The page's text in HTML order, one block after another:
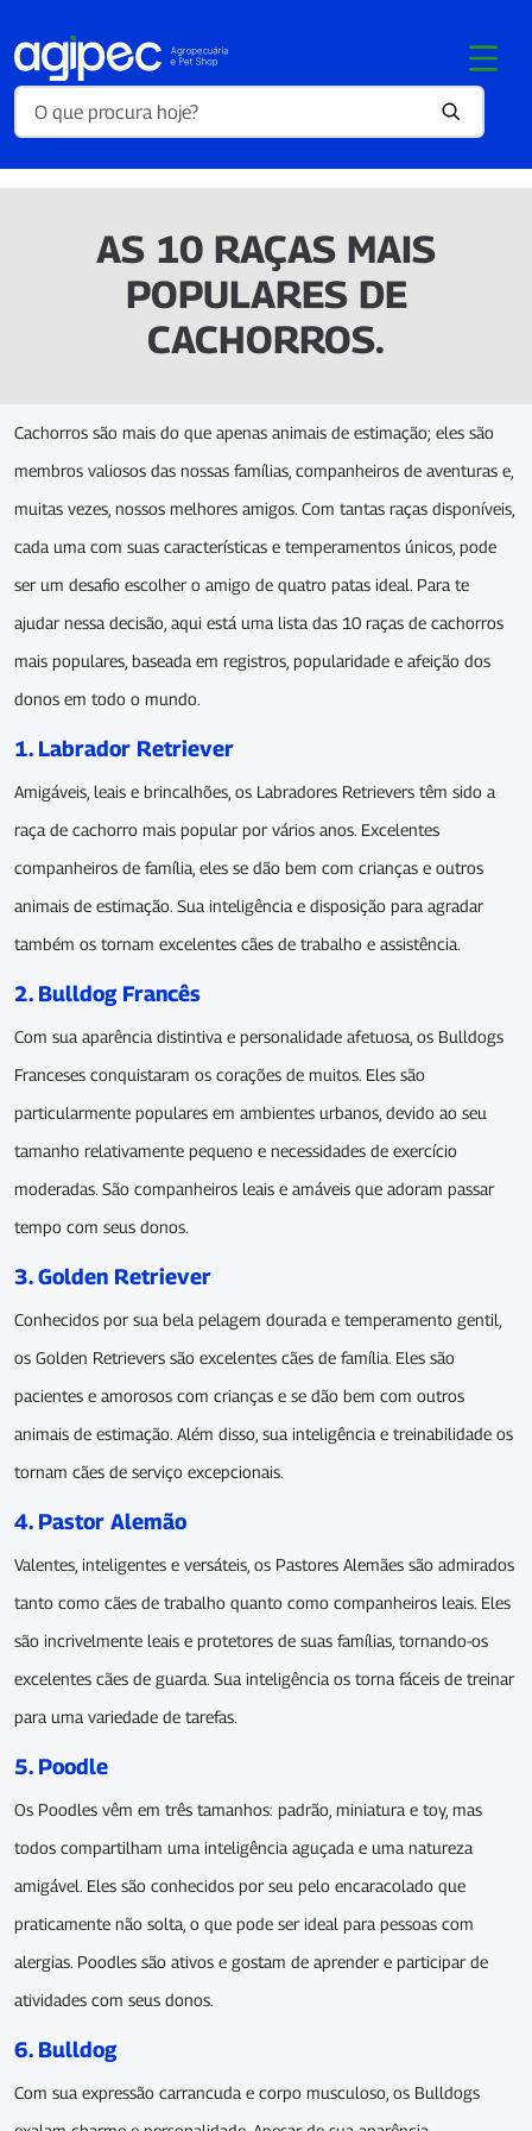
AS 10 RAÇAS MAIS
POPULARES DE
CACHORROS.
Cachorros são mais do que apenas animais de estimação; eles são
membros valiosos das nossas famílias, companheiros de aventuras e,
muitas vezes, nossos melhores amigos. Com tantas raças disponíveis,
cada uma com suas características e temperamentos únicos, pode
ser um desafio escolher o amigo de quatro patas ideal. Para te
ajudar nessa decisão, aqui está uma lista das 10 raças de cachorros
mais populares, baseada em registros, popularidade e afeição dos
donos em todo o mundo.
1. Labrador Retriever
Amigáveis, leais e brincalhões, os Labradores Retrievers têm sido a
raça de cachorro mais popular por vários anos. Excelentes
companheiros de família, eles se dão bem com crianças e outros
animais de estimação. Sua inteligência e disposição para agradar
também os tornam excelentes cães de trabalho e assistência.
2. Bulldog Francês
Com sua aparência distintiva e personalidade afetuosa, os Bulldogs
Franceses conquistaram os corações de muitos. Eles são
particularmente populares em ambientes urbanos, devido ao seu
tamanho relativamente pequeno e necessidades de exercício
moderadas. São companheiros leais e amáveis que adoram passar
tempo com seus donos.
3. Golden Retriever
Conhecidos por sua bela pelagem dourada e temperamento gentil,
os Golden Retrievers são excelentes cães de família. Eles são
pacientes e amorosos com crianças e se dão bem com outros
animais de estimação. Além disso, sua inteligência e treinabilidade os
tornam cães de serviço excepcionais.
4. Pastor Alemão
Valentes, inteligentes e versáteis, os Pastores Alemães são admirados
tanto como cães de trabalho quanto como companheiros leais. Eles
são incrivelmente leais e protetores de suas famílias, tornando-os
excelentes cães de guarda. Sua inteligência os torna fáceis de treinar
para uma variedade de tarefas.
5. Poodle
Os Poodles vêm em três tamanhos: padrão, miniatura e toy, mas
todos compartilham uma inteligência aguçada e uma natureza
amigável. Eles são conhecidos por seu pelo encaracolado que
praticamente não solta, o que pode ser ideal para pessoas com
alergias. Poodles são ativos e gostam de aprender e participar de
atividades com seus donos.
6. Bulldog
Com sua expressão carrancuda e corpo musculoso, os Bulldogs